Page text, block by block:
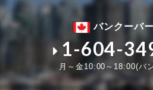
バンクーバ
1-604-
月～金10:00～18:00(バ